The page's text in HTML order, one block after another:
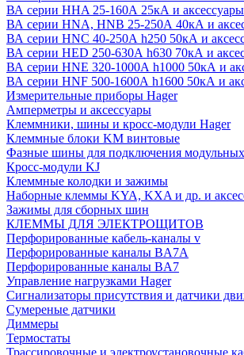
ВА серии HHA 25-160А 25кА и аксессуары
ВА серии HNA, HNB 25-250А 40кА и
ВА серии HNC 40-250А h250 50кА и
ВА серии HED 250-630А h630 70кА и
ВА серии HNE 320-1000А h1000 50кА и
ВА серии HNF 500-1600А h1600 50кА и
Измерительные приборы Hager
Амперметры и аксессуары
Клеммники, шины и кросс-модули Hager
Клеммные блоки KM винтовые
Фазные шины для подключения
Кросс-модули KJ
Клеммные колодки и зажимы
Наборные клеммы KYA, KXA и др. и
Зажимы для сборных шин
КЛЕММЫ ДЛЯ ЭЛЕКТРОЩИТОВ
Перфорированные кабель-каналы v
Перфорированные каналы BA7A
Перфорированные каналы BA7
Управление нагрузками Hager
Сигнализаторы присутствия и датчики
Сумереные датчики
Диммеры
Термостаты
Трассировочные и электроустановочные